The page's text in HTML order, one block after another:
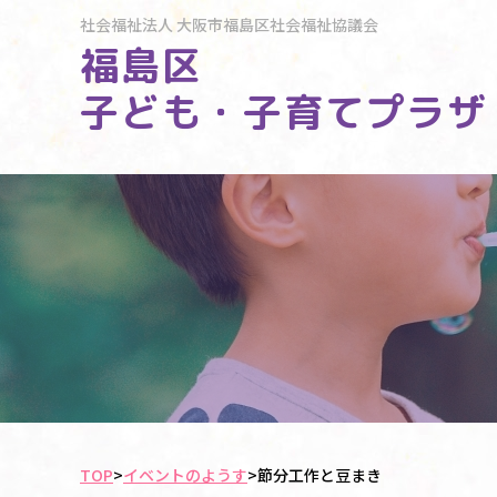
社会福祉法人大阪市福島区社会福祉協議会
福島区
子ども・子育てプラザ
TOP>イベントのようす>節分工作と豆まき